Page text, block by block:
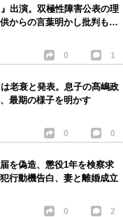
出演。双極性障害公表の理
からの言葉明かし批判も…
0 1
老衰と発表。息子の髙嶋政
最期の様子を明かす
0 0
を偽造、懲役1年を検察求
行動機告白、妻と離婚成立
0 2